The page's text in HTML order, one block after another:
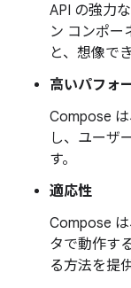
API の強力
ン コンポー
と、想像で
高いパフォ
Compose
し、ユーザ
す。
適応性
Compose
タで動作す
る方法を提